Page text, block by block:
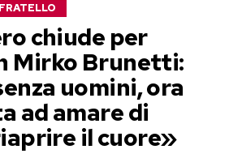
chiude per
Mirko Brunetti:
uomini, ora
ad amare di
il cuore»